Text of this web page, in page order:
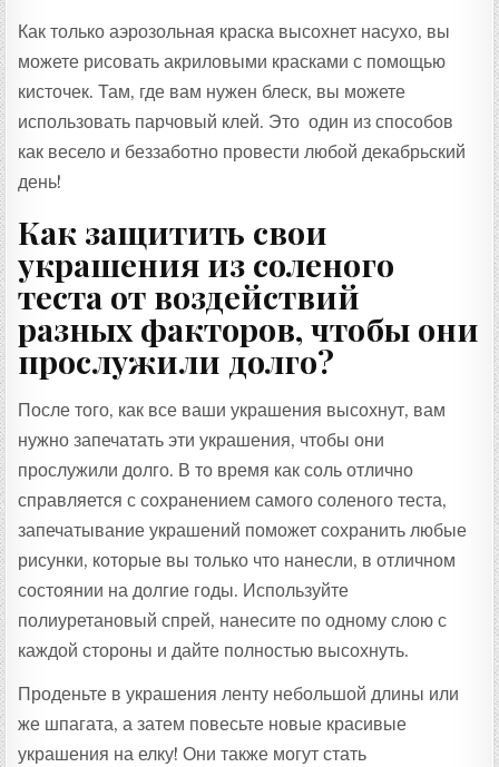
Как только аэрозольная краска высохнет насухо, вы
можете рисовать акриловыми красками с помощью
кисточек. Там, где вам нужен блеск, вы можете
использовать парчовый клей. Это один из способов
как весело и беззаботно провести любой декабрьский
день!
Как защитить свои
украшения из соленого
теста от воздействий
разных факторов, чтобы они
прослужили долго?
После того, как все ваши украшения высохнут, вам
нужно запечатать эти украшения, чтобы они
прослужили долго. В то время как соль отлично
справляется с сохранением самого соленого теста,
запечатывание украшений поможет сохранить любые
рисунки, которые вы только что нанесли, в отличном
состоянии на долгие годы. Используйте
полиуретановый спрей, нанесите по одному слою с
каждой стороны и дайте полностью высохнуть.
Проденьте в украшения ленту небольшой длины или
же шпагата, а затем повесьте новые красивые
украшения на елку! Они также могут стать